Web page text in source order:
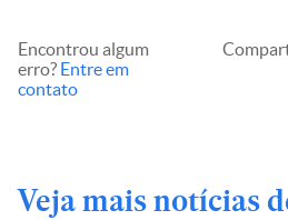
Encontrou algum
erro? Entre em
contato
Veja mais notícias